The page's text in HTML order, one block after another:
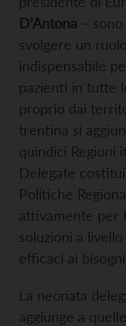
D’Antona –
svolgere un
indispensabile
pazienti in tutte
proprio dai
trentina si
quindici Regioni
Delegate
Politiche
attivamente per
soluzioni a
efficaci ai
La neonata
aggiunge a